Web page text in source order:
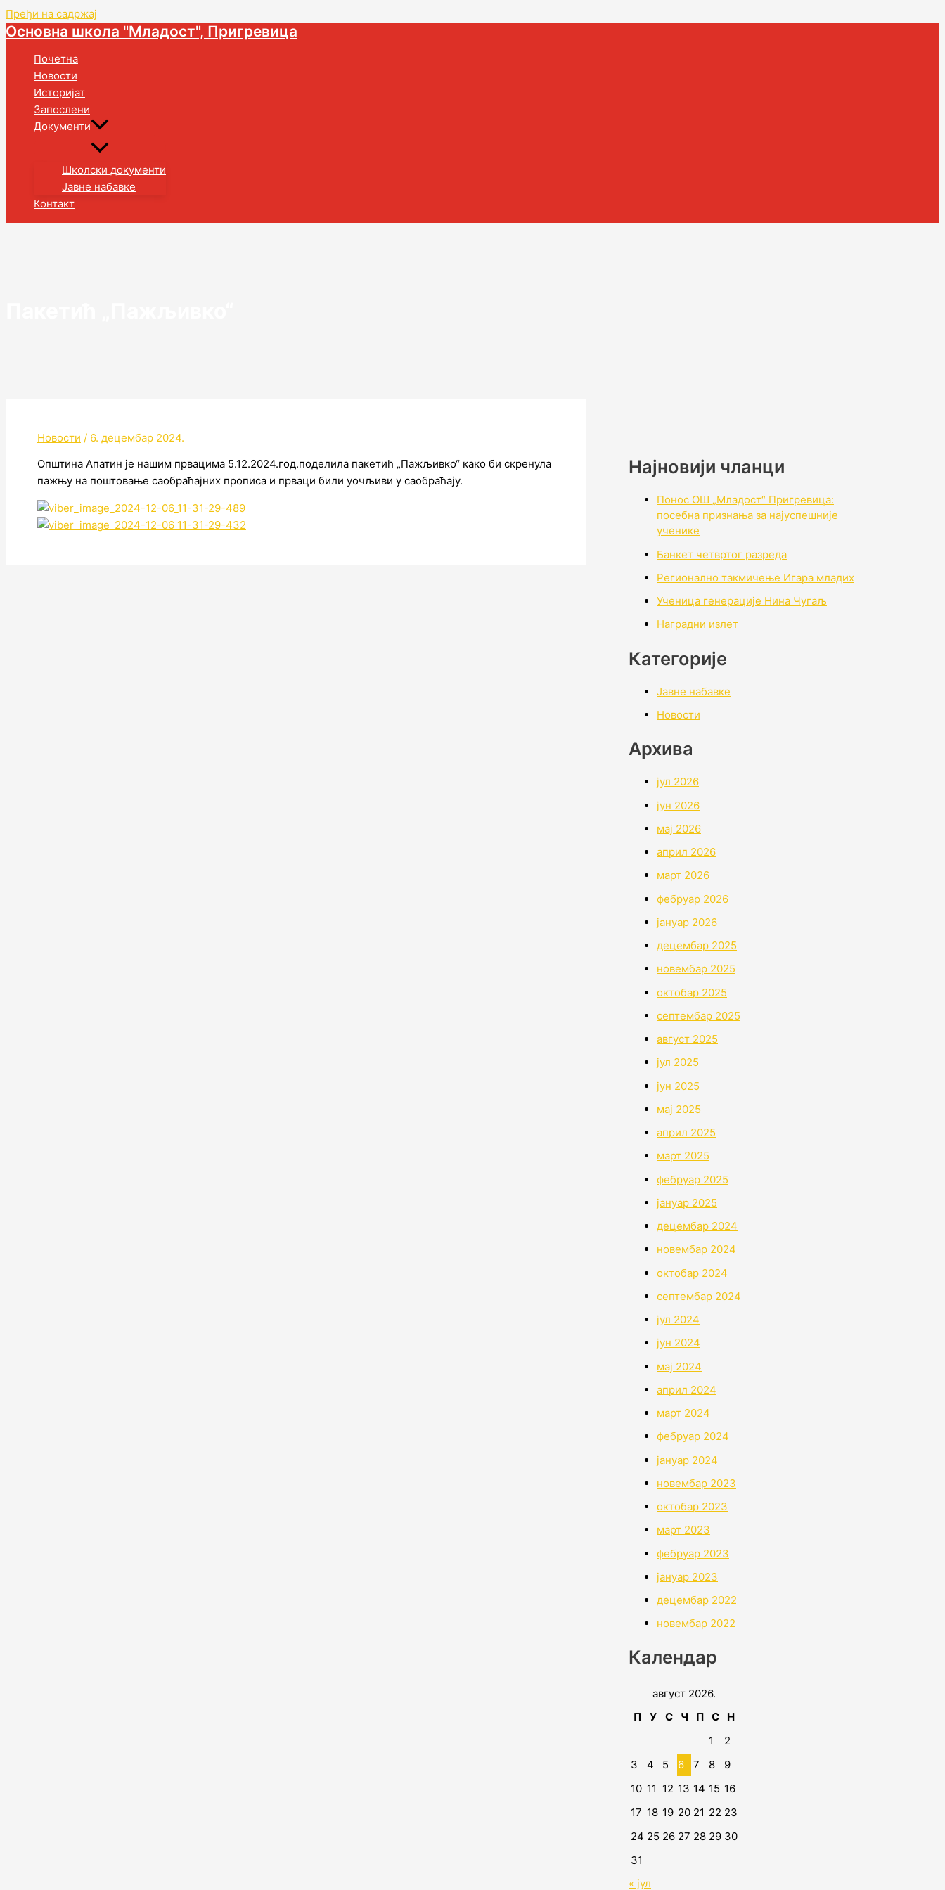
Пређи на садржај
Основна школа "Младост", Пригревица
Почетна
Новости
Историјат
Запослени
Документи
Школски документи
Јавне набавке
Контакт
Новости / 6. децембар 2024.
Општина Апатин је нашим првацима 5.12.2024.год.поделила пакетић „Пажљивко“ како би скренула
пажњу на поштовање саобраћајних прописа и прваци били уочљиви у саобраћају.
Најновији чланци
Понос ОШ „Младост“ Пригревица:
посебна признања за најуспешније
ученике
Банкет четвртог разреда
Регионално такмичењe Игара младих
Ученица генерације Нина Чугаљ
Наградни излет
Категорије
Јавне набавке
Новости
Архивa
јул 2026
јун 2026
мај 2026
април 2026
март 2026
фебруар 2026
јануар 2026
децембар 2025
новембар 2025
октобар 2025
септембар 2025
август 2025
јул 2025
јун 2025
мај 2025
април 2025
март 2025
фебруар 2025
јануар 2025
децембар 2024
новембар 2024
октобар 2024
септембар 2024
јул 2024
јун 2024
мај 2024
април 2024
март 2024
фебруар 2024
јануар 2024
новембар 2023
октобар 2023
март 2023
фебруар 2023
јануар 2023
децембар 2022
новембар 2022
Календар
август 2026.
П
У С Ч П С
Н
1
2
3
4 5 6 7 8
9
10 11 12 13 14 15 16
17 18 19 20 21 22 23
24 25 26 27 28 29 30
31
« јул